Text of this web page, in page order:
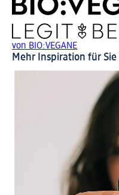
von BIO:VEGANE
Mehr Inspiration für Sie